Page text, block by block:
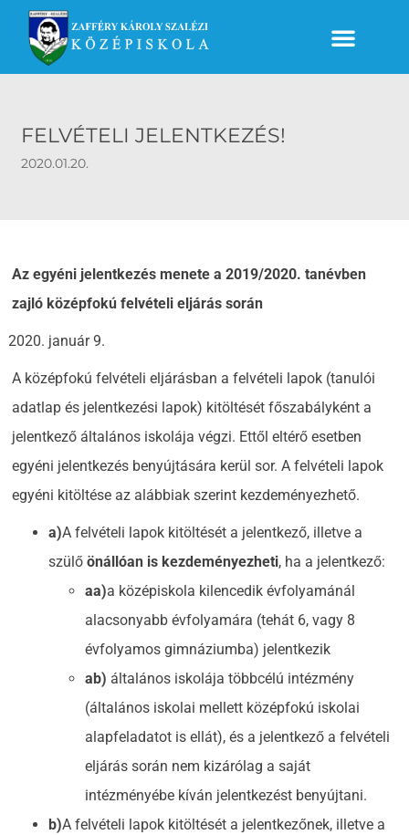
FELVÉTELI JELENTKEZÉS!
2020.01.20.
Az egyéni jelentkezés menete a 2019/2020. tanévben
zajló középfokú felvételi eljárás során
január 9.
A középfokú felvételi eljárásban a felvételi lapok (tanulói
adatlap és jelentkezési lapok) kitöltését főszabályként a
jelentkező általános iskolája végzi. Ettől eltérő esetben
egyéni jelentkezés benyújtására kerül sor. A felvételi lapok
egyéni kitöltése az alábbiak szerint kezdeményezhető.
a)A felvételi lapok kitöltését a jelentkező, illetve a
szülőönállóan is kezdeményezheti, ha a jelentkező:
aa)a középiskola kilencedik évfolyamánál
alacsonyabb évfolyamára (tehát 6, vagy 8
évfolyamos gimnáziumba) jelentkezik
ab) általános iskolája többcélú intézmény
(általános iskolai mellett középfokú iskolai
alapfeladatot is ellát), és a jelentkező a felvételi
eljárás során nem kizárólag a saját
intézményébe kíván jelentkezést benyújtani.
b)A felvételi lapok kitöltését a jelentkezőnek, illetve a